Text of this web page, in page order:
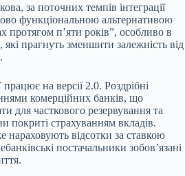
за поточних темпів інтеграції
функціональною альтернативою
протягом п’яти років”, особливо в
прагнуть зменшити залежність від
на версії 2.0. Роздрібні
комерційних банків, що
для часткового резервування та
покриті страхуванням вкладів.
нараховують відсотки за ставкою
постачальники зобов’язані